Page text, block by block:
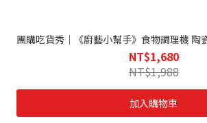
團購吃貨秀｜《廚藝小幫手》食物調理機 陶
NT$1,680
NT$1,988
加入購物車